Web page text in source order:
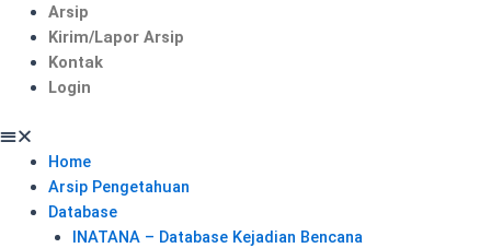
Arsip
Kirim/Lapor Arsip
Kontak
Login
Home
Arsip Pengetahuan
Database
INATANA – Database Kejadian Bencana